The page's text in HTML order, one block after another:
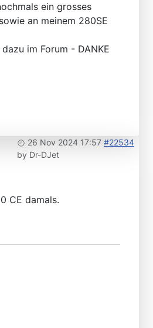
ein grosses
an meinem 280SE
im Forum - DANKE
26 Nov 2024 17:57 #22534
by Dr-DJet
CE damals.